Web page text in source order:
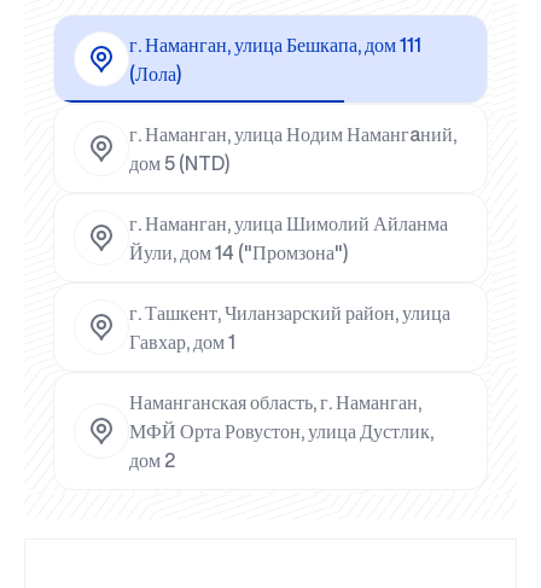
г. Наманган, улица Бешкапа, дом 111
(Лола)
г. Наманган, улица Нодим Намангaний,
дом 5 (NTD)
г. Наманган, улица Шимолий Айланма
Йули, дом 14 ("Промзона")
г. Ташкент, Чиланзарский район, улица
Гавхар, дом 1
Наманганская область, г. Наманган,
МФЙ Орта Ровустон, улица Дустлик,
дом 2